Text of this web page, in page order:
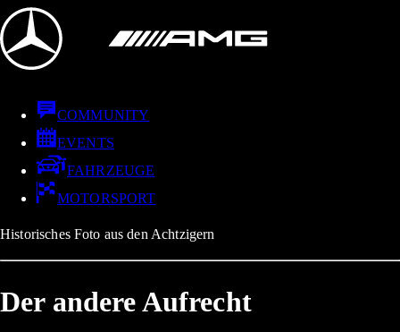
COMMUNITY
EVENTS
FAHRZEUGE
MOTORSPORT
Historisches Foto aus den Achtzigern
Der andere Aufrecht